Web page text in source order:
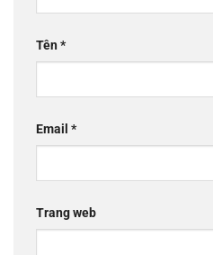
Tên*
Email *
Trang web